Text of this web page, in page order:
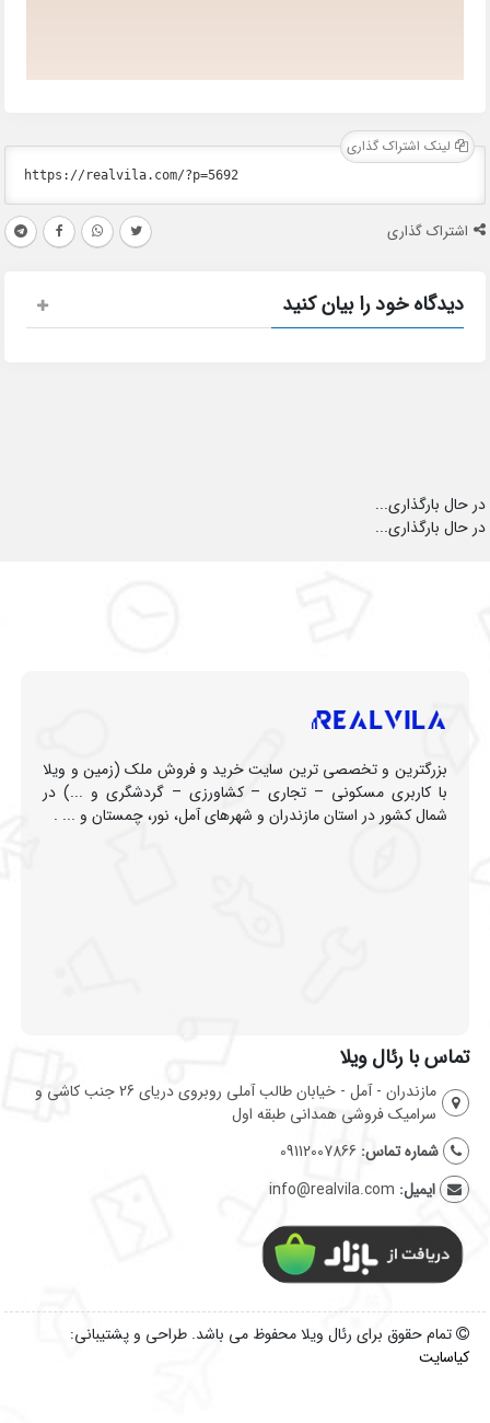
لینک اشتراک گذاری
اشتراک گذاری
دیدگاه خود را بیان کنید
در حال بارگذاری...
در حال بارگذاری...
بزرگترین و تخصصی ترین سایت خرید و فروش ملک (زمین و ویلا
با کاربری مسکونی – تجاری – کشاورزی – گردشگری و ...) در
شمال کشور در استان مازندران و شهرهای آمل، نور، چمستان و ... .
تماس با رئال ویلا
مازندران - آمل - خیابان طالب آملی روبروی دریای 26 جنب کاشی و
سرامیک فروشی همدانی طبقه اول
شماره تماس: 09112007866
ایمیل: info@realvila.com
تمام حقوق برای رئال ویلا محفوظ می باشد. طراحی و پشتیبانی:
کیاسایت